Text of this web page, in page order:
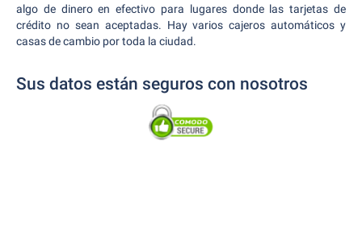
algo de dinero en efectivo para lugares donde las tarjetas de
crédito no sean aceptadas. Hay varios cajeros automáticos y
casas de cambio por toda la ciudad.
Sus datos están seguros con nosotros